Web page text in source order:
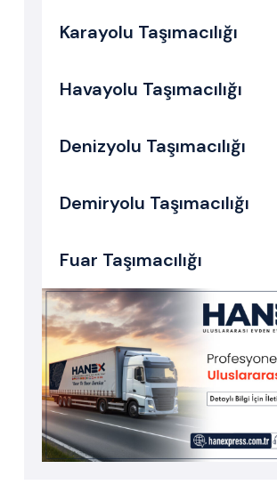
Karayolu Taşımacılığı
Havayolu Taşımacılığı
Denizyolu Taşımacılığı
Demiryolu Taşımacılığı
Fuar Taşımacılığı